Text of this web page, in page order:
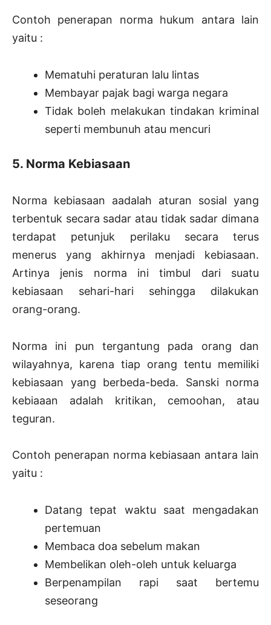
Contoh penerapan norma hukum antara lain
yaitu :
Mematuhi peraturan lalu lintas
Membayar pajak bagi warga negara
Tidak boleh melakukan tindakan kriminal
seperti membunuh atau mencuri
5. Norma Kebiasaan
Norma kebiasaan aadalah aturan sosial yang
terbentuk secara sadar atau tidak sadar dimana
terdapat petunjuk perilaku secara terus
menerus yang akhirnya menjadi kebiasaan.
Artinya jenis norma ini timbul dari suatu
kebiasaan sehari-hari sehingga dilakukan
orang-orang.
Norma ini pun tergantung pada orang dan
wilayahnya, karena tiap orang tentu memiliki
kebiasaan yang berbeda-beda. Sanski norma
kebiaaan adalah kritikan, cemoohan, atau
teguran.
Contoh penerapan norma kebiasaan antara lain
yaitu :
Datang tepat waktu saat mengadakan
pertemuan
Membaca doa sebelum makan
Membelikan oleh-oleh untuk keluarga
Berpenampilan rapi saat bertemu
seseorang